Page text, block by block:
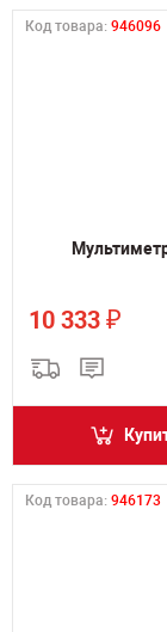
Код товара: 946096
10 333 ₽
Код товара: 946173